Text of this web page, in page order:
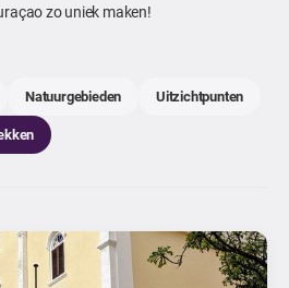
zo uniek maken!
Natuurgebieden
Uitzichtpunten